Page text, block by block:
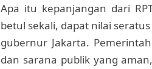
Apa itu kepanjangan dari
betul sekali, dapat nilai
gubernur Jakarta.
dan sarana publik yang